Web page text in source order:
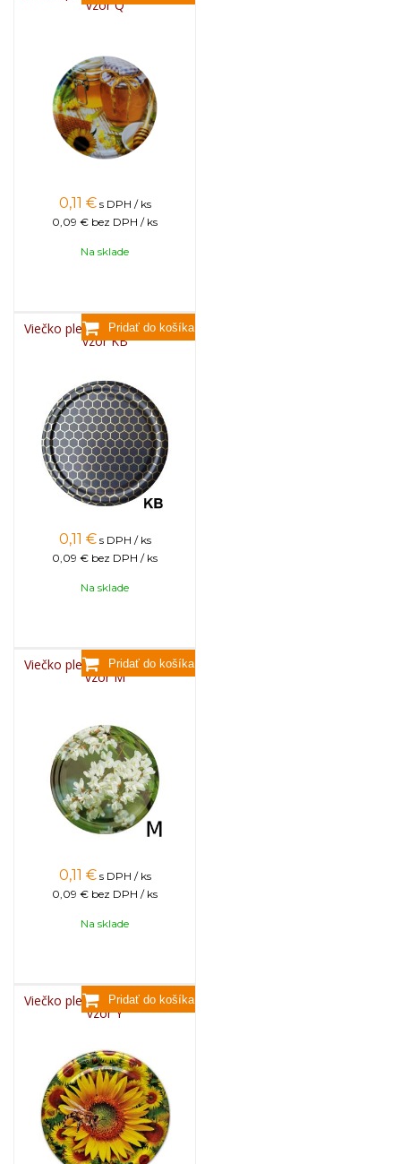
vzor Q
0,11 € s DPH / ks
0,09 € bez DPH / ks
Na sklade
Viečko plechové TWIST 82 -
vzor KB
0,11 € s DPH / ks
0,09 € bez DPH / ks
Na sklade
Viečko plechové TWIST 82 -
vzor M
0,11 € s DPH / ks
0,09 € bez DPH / ks
Na sklade
Viečko plechové TWIST 82 -
vzor Y